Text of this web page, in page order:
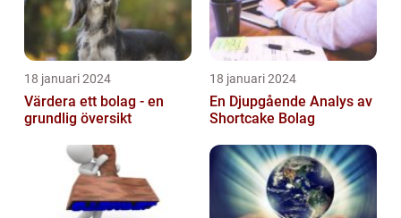
18 januari 2024
Värdera ett bolag - en
grundlig översikt
18 januari 2024
En Djupgående Analys av
Shortcake Bolag